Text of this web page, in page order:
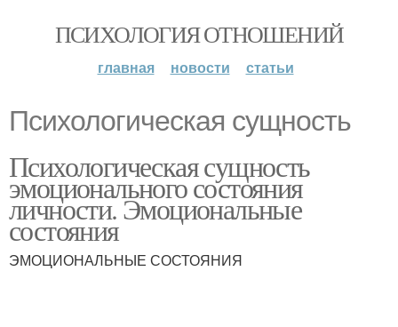
ПСИХОЛОГИЯ ОТНОШЕНИЙ
главная новости статьи
Психологическая сущность
Психологическая сущность
эмоционального состояния
личности. Эмоциональные
состояния
ЭМОЦИОНАЛЬНЫЕ СОСТОЯНИЯ